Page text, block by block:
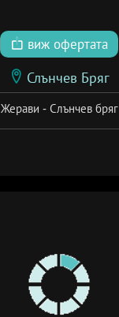
виж офертата
Слънчев Бряг
Жерави - Слънчев бряг